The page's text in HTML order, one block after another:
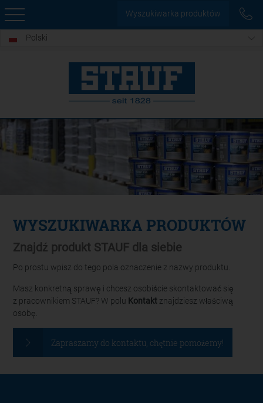
Wyszukiwarka produktów
Polski
WYSZUKIWARKA PRODUKTÓW
Znajdź produkt STAUF dla siebie
Po prostu wpisz do tego pola oznaczenie z nazwy produktu.
Masz konkretną sprawę i chcesz osobiście skontaktować się
z pracownikiem STAUF? W polu Kontakt znajdziesz właściwą
osobę.
Zapraszamy do kontaktu, chętnie pomożemy!